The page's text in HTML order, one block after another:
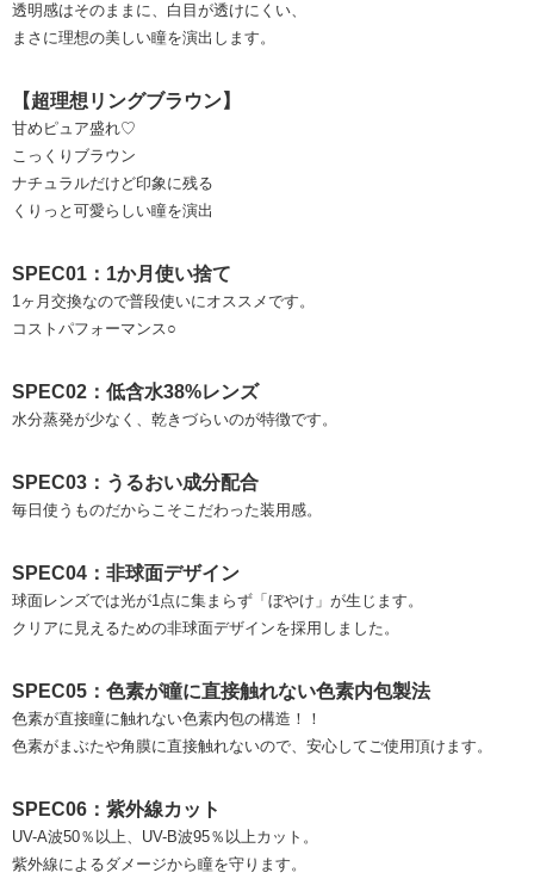
透明感はそのままに、白目が透けにくい、
まさに理想の美しい瞳を演出します。
【超理想リングブラウン】
甘めピュア盛れ♡
こっくりブラウン
ナチュラルだけど印象に残る
くりっと可愛らしい瞳を演出
SPEC01：1か月使い捨て
1ヶ月交換なので普段使いにオススメです。
コストパフォーマンス○
SPEC02：低含水38%レンズ
水分蒸発が少なく、乾きづらいのが特徴です。
SPEC03：うるおい成分配合
毎日使うものだからこそこだわった装用感。
SPEC04：非球面デザイン
球面レンズでは光が1点に集まらず「ぼやけ」が生じます。
クリアに見えるための非球面デザインを採用しました。
SPEC05：色素が瞳に直接触れない色素内包製法
色素が直接瞳に触れない色素内包の構造！！
色素がまぶたや角膜に直接触れないので、安心してご使用頂けます。
SPEC06：紫外線カット
UV-A波50％以上、UV-B波95％以上カット。
紫外線によるダメージから瞳を守ります。